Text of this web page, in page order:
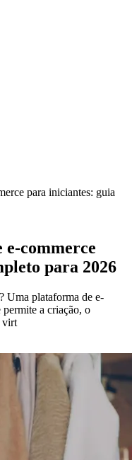
para iniciantes: guia
commerce
para 2026
Uma plataforma de e-
a criação, o
virt